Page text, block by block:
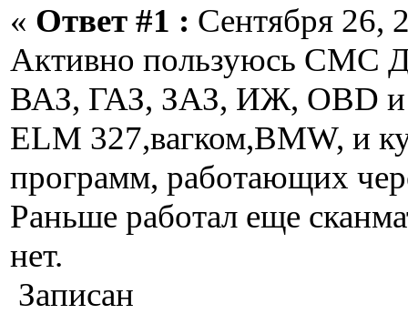
« Ответ #1 : Сентября 26,
Активно пользуюсь СМС
ВАЗ, ГАЗ, ЗАЗ, ИЖ, OBD и
ELM 327,вагком,BMW, и
программ, работающих
Раньше работал еще
нет.
Записан